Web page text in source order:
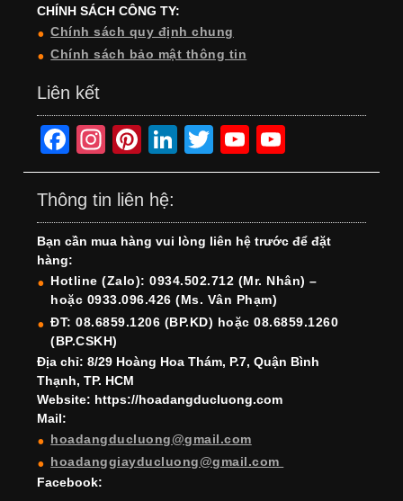
CHÍNH SÁCH CÔNG TY:
Chính sách quy định chung
Chính sách bảo mật thông tin
Liên kết
F
a
c
e
b
o
o
k
In
st
a
gr
a
m
Pi
nt
er
e
st
Li
n
e
dI
n
T
wi
er
Y
o
T
u
b
e
o
T
u
b
e
h
Thông tin liên hệ:
Bạn cần mua hàng vui lòng liên hệ trước để đặt
hàng:
Hotline (Zalo): 0934.502.712 (Mr. Nhân) –
hoặc 0933.096.426 (Ms. Vân Phạm)
ĐT: 08.6859.1206 (BP.KD) hoặc 08.6859.1260
(BP.CSKH)
Địa chỉ: 8/29 Hoàng Hoa Thám, P.7, Quận Bình
Thạnh, TP. HCM
Website: https://hoadangducluong.com
Mail:
hoadangducluong@gmail.com
hoadanggiayducluong@gmail.com
Facebook: